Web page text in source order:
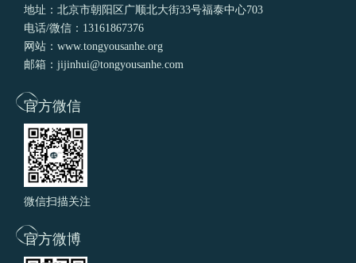
地址：北京市朝阳区广顺北大街33号福泰中心703
电话/微信：13161867376
网站：www.tongyousanhe.org
邮箱：jijinhui@tongyousanhe.com
官方微信
微信扫描关注
官方微博